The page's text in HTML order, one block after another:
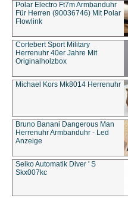
Polar Electro Ft7m Armbanduhr
Für Herren (90036746) Mit Polar
Flowlink
Cortebert Sport Military
Herrenuhr 40er Jahre Mit
Originalholzbox
Michael Kors Mk8014 Herrenuhr
Bruno Banani Dangerous Man
Herrenuhr Armbanduhr - Led
Anzeige
Seiko Automatik Diver ' S
Skx007kc